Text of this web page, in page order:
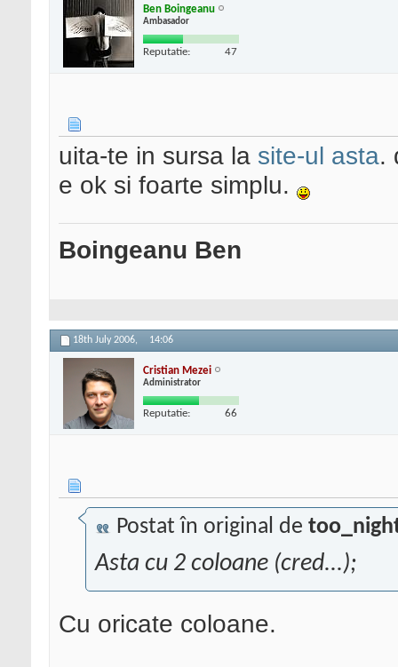
Ben Boingeanu
Ambasador
Reputatie: 47
uita-te in sursa la site-ul asta.
e ok si foarte simplu.
Boingeanu Ben
18th July 2006, 14:06
Cristian Mezei
Administrator
Reputatie: 66
Postat în original de
Asta cu 2 coloane (cred...);
Cu oricate coloane.